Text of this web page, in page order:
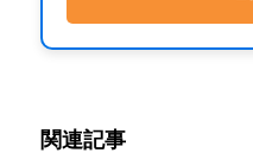
関連記事